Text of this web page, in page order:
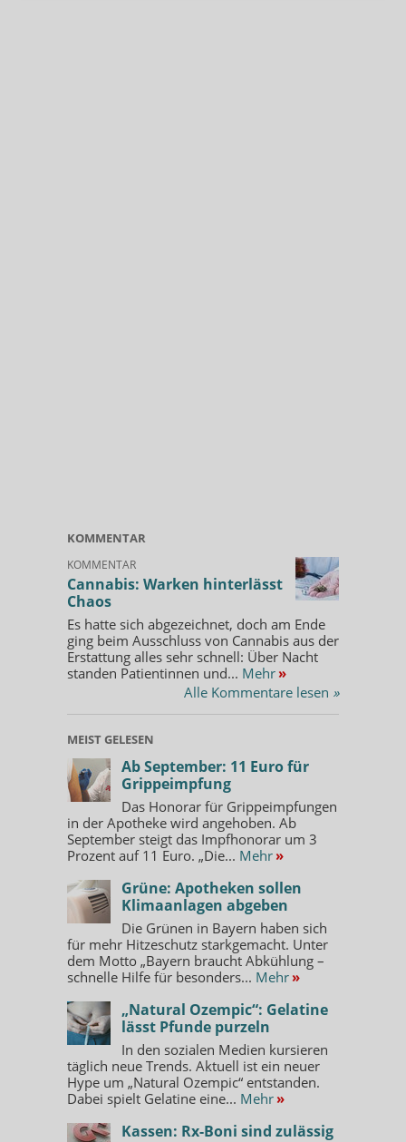
KOMMENTAR
KOMMENTAR
Cannabis: Warken hinterlässt
Chaos
Es hatte sich abgezeichnet, doch am Ende
ging beim Ausschluss von Cannabis aus der
Erstattung alles sehr schnell: Über Nacht
standen Patientinnen und... Mehr »
Alle Kommentare lesen »
MEIST GELESEN
Ab September: 11 Euro für
Grippeimpfung
Das Honorar für Grippeimpfungen
in der Apotheke wird angehoben. Ab
September steigt das Impfhonorar um 3
Prozent auf 11 Euro. „Die... Mehr »
Grüne: Apotheken sollen
Klimaanlagen abgeben
Die Grünen in Bayern haben sich
für mehr Hitzeschutz starkgemacht. Unter
dem Motto „Bayern braucht Abkühlung –
schnelle Hilfe für besonders... Mehr »
„Natural Ozempic“: Gelatine
lässt Pfunde purzeln
In den sozialen Medien kursieren
täglich neue Trends. Aktuell ist ein neuer
Hype um „Natural Ozempic“ entstanden.
Dabei spielt Gelatine eine... Mehr »
Kassen: Rx-Boni sind zulässig